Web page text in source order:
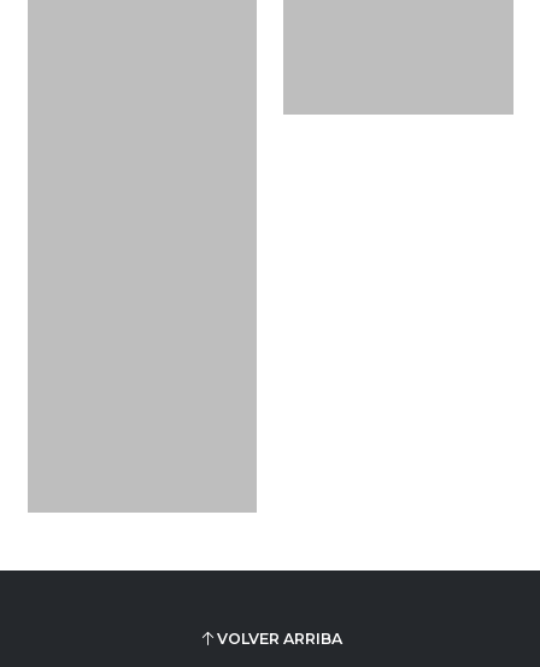
VOLVER ARRIBA